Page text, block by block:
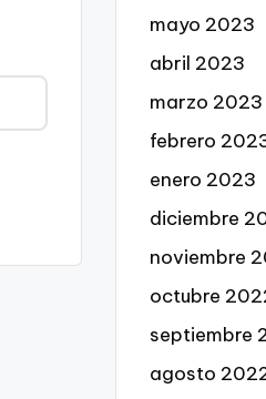
mayo 2023
abril 2023
marzo 2023
febrero
enero 2023
diciembre
noviembre
octubre
septiembre
agosto